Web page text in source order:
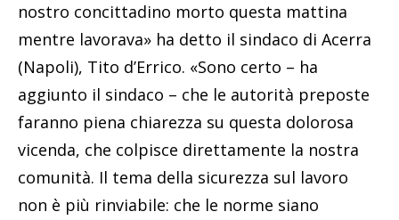
nostro concittadino morto questa mattina
mentre lavorava» ha detto il sindaco di Acerra
(Napoli), Tito d’Errico. «Sono certo – ha
aggiunto il sindaco – che le autorità preposte
faranno piena chiarezza su questa dolorosa
vicenda, che colpisce direttamente la nostra
comunità. Il tema della sicurezza sul lavoro
non è più rinviabile: che le norme siano